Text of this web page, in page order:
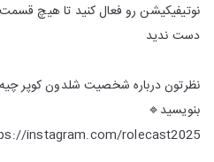
نوتیفیکیشن رو فعال کنید تا هیچ
دست ندید
نظرتون درباره شخصیت شلدون کوپر
بنویسید🔹
instagram.com/rolecast2025